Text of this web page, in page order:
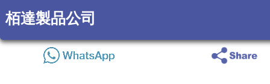
栢達製品公司